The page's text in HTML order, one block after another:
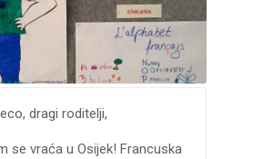
dragi roditelji,
se vraća u Osijek! Francuska